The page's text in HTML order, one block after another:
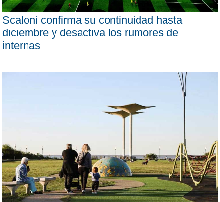
Scaloni confirma su continuidad hasta
diciembre y desactiva los rumores de
internas